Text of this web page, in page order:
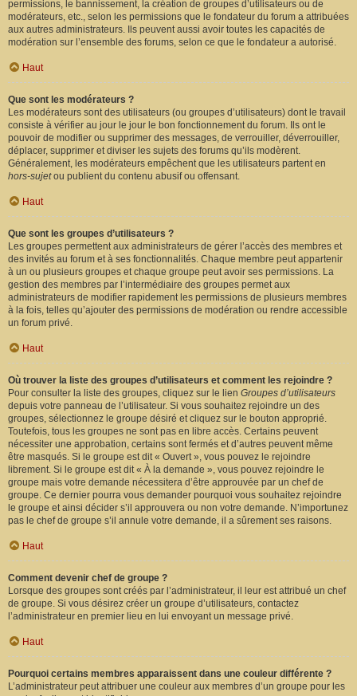
permissions, le bannissement, la création de groupes d’utilisateurs ou de
modérateurs, etc., selon les permissions que le fondateur du forum a attribuées
aux autres administrateurs. Ils peuvent aussi avoir toutes les capacités de
modération sur l’ensemble des forums, selon ce que le fondateur a autorisé.
Haut
Que sont les modérateurs ?
Les modérateurs sont des utilisateurs (ou groupes d’utilisateurs) dont le travail
consiste à vérifier au jour le jour le bon fonctionnement du forum. Ils ont le
pouvoir de modifier ou supprimer des messages, de verrouiller, déverrouiller,
déplacer, supprimer et diviser les sujets des forums qu’ils modèrent.
Généralement, les modérateurs empêchent que les utilisateurs partent en
hors-sujetou publient du contenu abusif ou offensant.
Haut
Que sont les groupes d’utilisateurs ?
Les groupes permettent aux administrateurs de gérer l’accès des membres et
des invités au forum et à ses fonctionnalités. Chaque membre peut appartenir
à un ou plusieurs groupes et chaque groupe peut avoir ses permissions. La
gestion des membres par l’intermédiaire des groupes permet aux
administrateurs de modifier rapidement les permissions de plusieurs membres
à la fois, telles qu’ajouter des permissions de modération ou rendre accessible
un forum privé.
Haut
Où trouver la liste des groupes d’utilisateurs et comment les rejoindre ?
Pour consulter la liste des groupes, cliquez sur le lien Groupes d’utilisateurs
depuis votre panneau de l’utilisateur. Si vous souhaitez rejoindre un des
groupes, sélectionnez le groupe désiré et cliquez sur le bouton approprié.
Toutefois, tous les groupes ne sont pas en libre accès. Certains peuvent
nécessiter une approbation, certains sont fermés et d’autres peuvent même
être masqués. Si le groupe est dit « Ouvert », vous pouvez le rejoindre
librement. Si le groupe est dit « À la demande », vous pouvez rejoindre le
groupe mais votre demande nécessitera d’être approuvée par un chef de
groupe. Ce dernier pourra vous demander pourquoi vous souhaitez rejoindre
le groupe et ainsi décider s’il approuvera ou non votre demande. N’importunez
pas le chef de groupe s’il annule votre demande, il a sûrement ses raisons.
Haut
Comment devenir chef de groupe ?
Lorsque des groupes sont créés par l’administrateur, il leur est attribué un chef
de groupe. Si vous désirez créer un groupe d’utilisateurs, contactez
l’administrateur en premier lieu en lui envoyant un message privé.
Haut
Pourquoi certains membres apparaissent dans une couleur différente ?
L’administrateur peut attribuer une couleur aux membres d’un groupe pour les